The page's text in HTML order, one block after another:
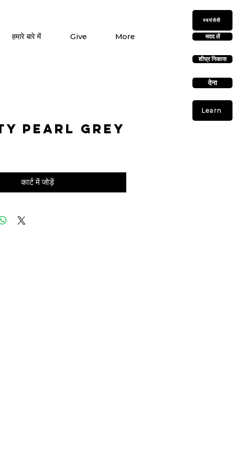
Learn
शीघ्र निकास
मदद लें
देना
स्वयंसेवी
हमारे बारे में Give More
Pearl Grey
कार्ट में जोड़ें